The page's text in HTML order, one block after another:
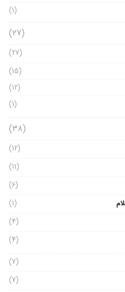
(1)
(27)
(27)
(15)
(12)
(1)
(38)
(12)
(11)
(6)
(1)
(4)
(4)
(7)
(7)